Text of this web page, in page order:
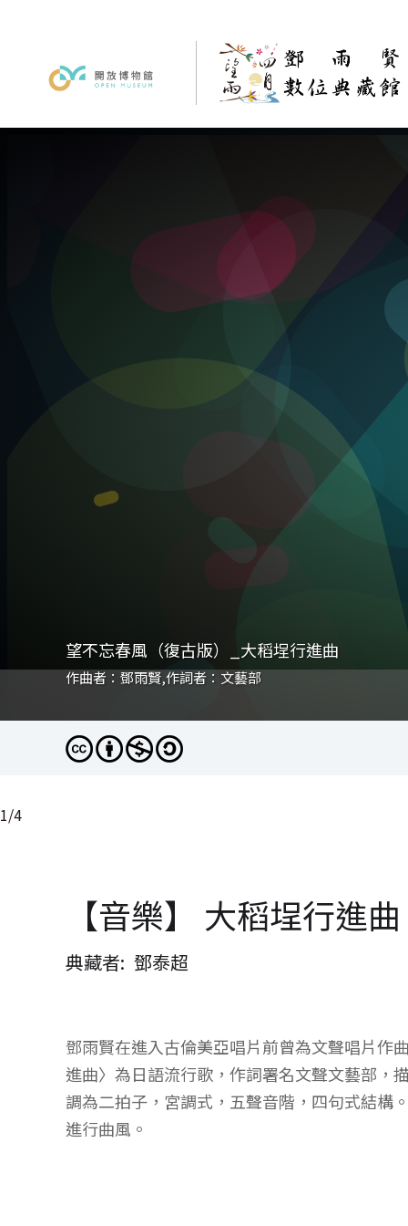
望不忘春風（復古版）_大稻埕行進曲
作曲者：鄧雨賢,作詞者：文藝部
大稻埕行進曲
作曲者：鄧雨賢,作詞者：文藝部
大稻埕行進曲
作曲者：鄧雨賢,作詞者：文藝部
大稻埕行進曲
作曲者：鄧雨賢,作詞者：文藝部
1/4
【音樂】 大稻埕行進曲
典藏者 鄧泰超
鄧雨賢在進入古倫美亞唱片前曾為文聲唱片作
進曲〉為日語流行歌，作詞署名文聲文藝部，
調為二拍子，宮調式，五聲音階，四句式結構
進行曲風。